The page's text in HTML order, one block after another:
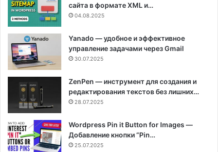
сайта в формате XML и…
04.08.2025
Yanado — удобное и эффективное
управление задачами через Gmail
30.07.2025
ZenPen — инструмент для создания и
редактирования текстов без лишних…
28.07.2025
Wordpress Pin it Button for Images —
Добавление кнопки “Pin…
25.07.2025